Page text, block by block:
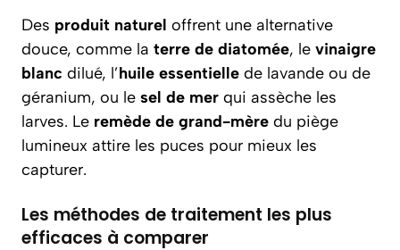
Des produit naturel offrent une alternative
douce, comme la terre de diatomée, le vinaigre
blanc dilué, l’huile essentielle de lavande ou de
géranium, ou le sel de mer qui assèche les
larves. Le remède de grand-mère du piège
lumineux attire les puces pour mieux les
capturer.
Les méthodes de traitement les plus
efficaces à comparer